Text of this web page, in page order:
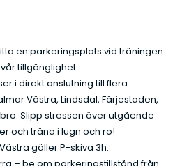
en parkeringsplats vid träningen
tillgänglighet.
i direkt anslutning till flera
Västra, Lindsdal, Färjestaden,
Slipp stressen över utgående
och träna i lugn och ro!
gäller P-skiva 3h.